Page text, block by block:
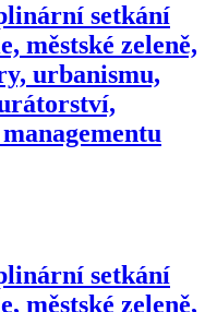
setkání
městské zeleně,
urbanismu,
setkání
městské zeleně,